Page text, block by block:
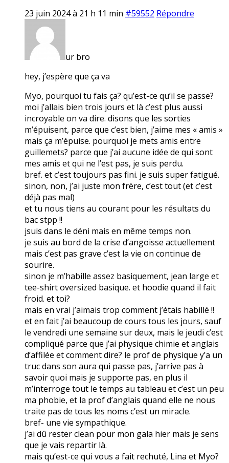
23 juin 2024 à 21 h 11 min #59552 Répondre
ur bro
hey, j’espère que ça va
Myo, pourquoi tu fais ça? qu’est-ce qu’il se passe?
moi j’allais bien trois jours et là c’est plus aussi
incroyable on va dire. disons que les sorties
m’épuisent, parce que c’est bien, j’aime mes « amis »
mais ça m’épuise. pourquoi je mets amis entre
guillemets? parce que j’ai aucune idée de qui sont
mes amis et qui ne l’est pas, je suis perdu.
bref. et c’est toujours pas fini. je suis super fatigué.
sinon, non, j’ai juste mon frère, c’est tout (et c’est
déjà pas mal)
et tu nous tiens au courant pour les résultats du
bac stpp !!
jsuis dans le déni mais en même temps non.
je suis au bord de la crise d’angoisse actuellement
mais c’est pas grave c’est la vie on continue de
sourire.
sinon je m’habille assez basiquement, jean large et
tee-shirt oversized basique. et hoodie quand il fait
froid. et toi?
mais en vrai j’aimais trop comment j’étais habillé !!
et en fait j’ai beaucoup de cours tous les jours, sauf
le vendredi une semaine sur deux, mais le jeudi c’est
compliqué parce que j’ai physique chimie et anglais
d’affilée et comment dire? le prof de physique y’a un
truc dans son aura qui passe pas, j’arrive pas à
savoir quoi mais je supporte pas, en plus il
m’interroge tout le temps au tableau et c’est un peu
ma phobie, et la prof d’anglais quand elle ne nous
traite pas de tous les noms c’est un miracle.
bref- une vie sympathique.
j’ai dû rester clean pour mon gala hier mais je sens
que je vais repartir là.
mais qu’est-ce qui vous a fait rechuté, Lina et Myo?